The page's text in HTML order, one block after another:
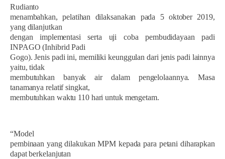
Rudianto
menambahkan, pelatihan dilaksanakan pada 5 oktober 2019,
yang dilanjutkan
dengan implementasi serta uji coba pembudidayaan padi
INPAGO (Inhibrid Padi
Gogo). Jenis padi ini, memiliki keunggulan dari jenis padi lainnya
yaitu, tidak
membutuhkan banyak air dalam pengelolaannya. Masa
tanamanya relatif singkat,
membutuhkan waktu 110 hari untuk mengetam.
“Model
pembinaan yang dilakukan MPM kepada para petani diharapkan
dapat berkelanjutan